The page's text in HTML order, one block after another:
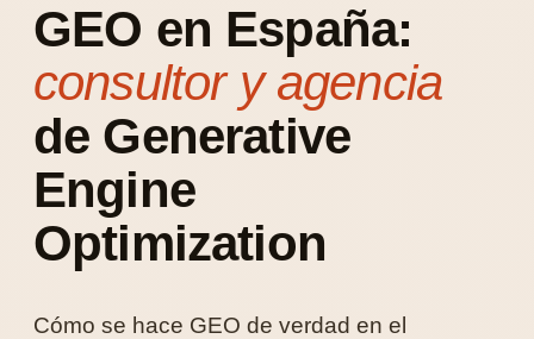
GEO en España:
consultor y agencia
de Generative
Engine
Optimization
Cómo se hace GEO de verdad en el